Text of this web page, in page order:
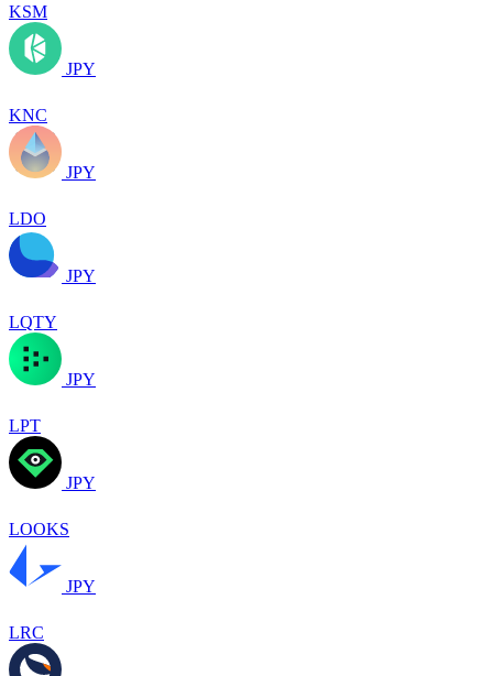
KSM
JPY
KNC
JPY
LDO
JPY
LQTY
JPY
LPT
JPY
LOOKS
JPY
LRC